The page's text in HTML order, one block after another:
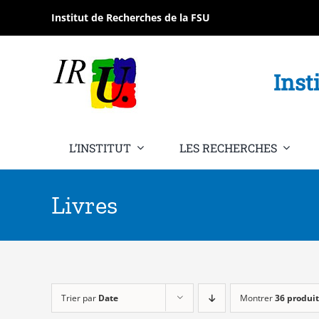
contenu
Institut de Recherches de la FSU
L’INSTITUT LES RECHERCHES
Livres
Trier par Date Montrer36